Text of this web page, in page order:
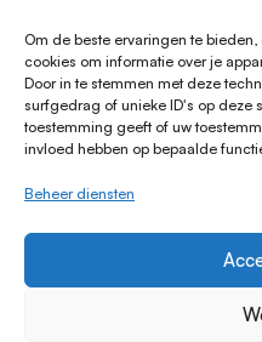
Om de beste ervaringen te
cookies om informatie over je
Door in te stemmen met deze
surfgedrag of unieke ID's op deze
toestemming geeft of uw
invloed hebben op bepaalde
Beheer diensten
© 1996 - 2026 Lening.nl
Privacy Policy
HTML Sitemap